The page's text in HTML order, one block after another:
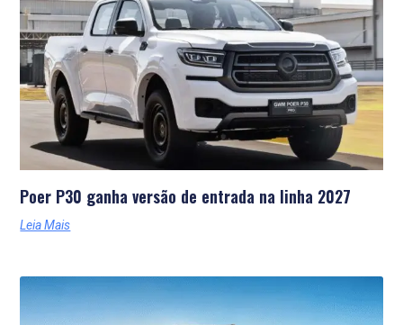
Poer P30 ganha versão de entrada na linha 2027
Leia Mais